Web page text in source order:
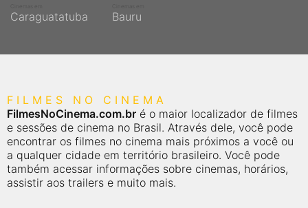
Caraguatatuba Bauru
FILMES NO CINEMA
FilmesNoCinema.com.br é o maior localizador de filmes
e sessões de cinema no Brasil. Através dele, você pode
encontrar os filmes no cinema mais próximos a você ou
a qualquer cidade em território brasileiro. Você pode
também acessar informações sobre cinemas, horários,
assistir aos trailers e muito mais.